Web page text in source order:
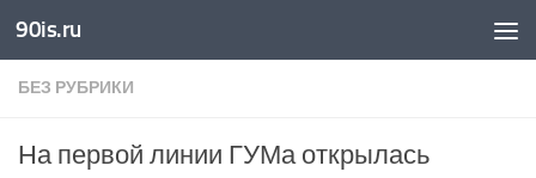
Skip to content
90is.ru
БЕЗ РУБРИКИ
На первой линии ГУМа открылась